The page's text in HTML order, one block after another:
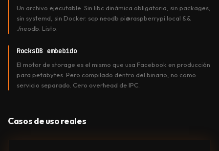
Un archivo ejecutable. Sin libc dinámica obligatoria, sin packages,
sin systemd, sin Docker. scp neodb pi@raspberrypi.local &&
./neodb. Listo.
RocksDB embebido
El motor de storage es el mismo que usa Facebook en producción
para petabytes. Pero compilado dentro del binario, no como
servicio separado. Cero overhead de IPC.
Casos de uso reales